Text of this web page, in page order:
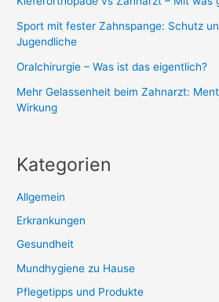
Sport mit fester Zahnspange: Schutz
Jugendliche
Oralchirurgie – Was ist das eigentlich?
Mehr Gelassenheit beim Zahnarzt:
Wirkung
Kategorien
Allgemein
Erkrankungen
Gesundheit
Mundhygiene zu Hause
Pflegetipps und Produkte